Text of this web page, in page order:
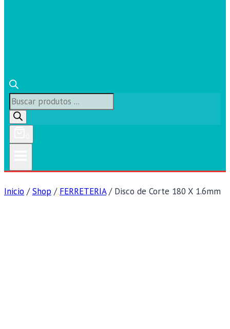
Búsqueda
de
productos
Inicio / Shop / FERRETERIA / Disco de Corte 180 X 1.6mm